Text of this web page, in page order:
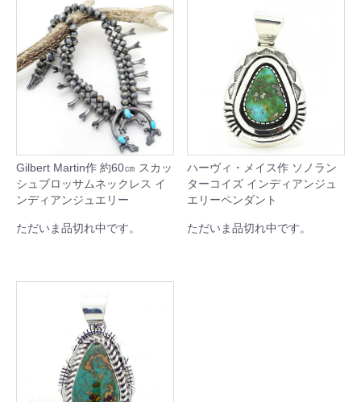
Gilbert Martin作 約60㎝ スカッ
シュブロッサムネックレス イ
ンディアンジュエリー
ただいま品切れ中です。
ハーヴィ・メイス作 ソノラン
ターコイズ インディアンジュ
エリーペンダント
ただいま品切れ中です。